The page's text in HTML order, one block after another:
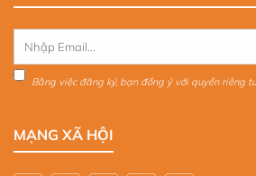
Bằng việc đăng ký, bạn đồng ý với quyền riêng
MẠNG XÃ HỘI